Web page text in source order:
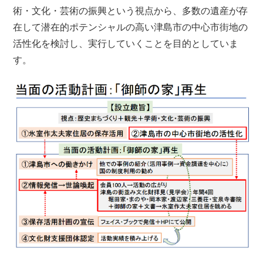
術・文化・芸術の振興という視点から、多数の遺産が存
在して潜在的ポテンシャルの高い津島市の中心市街地の
活性化を検討し、実行していくことを目的としていま
す。